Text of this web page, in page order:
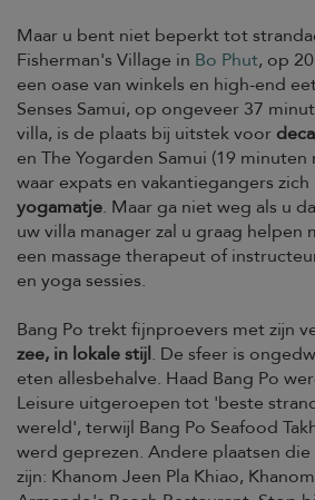
Maar u bent niet beperkt tot
Fisherman's Village in Bo Phut, op
een oase van winkels en high-end
Senses Samui, op ongeveer 37
villa, is de plaats bij uitstek voor
en The Yogarden Samui (19
waar expats en vakantiegangers
yogamatje. Maar ga niet weg als u
uw villa manager zal u graag helpen
een massage therapeut of
en yoga sessies.
Bang Po trekt fijnproevers met zijn
zee, in lokale stijl. De sfeer is
eten allesbehalve. Haad Bang Po
Leisure uitgeroepen tot 'beste
wereld', terwijl Bang Po Seafood
werd geprezen. Andere plaatsen
zijn: Khanom Jeen Pla Khiao,